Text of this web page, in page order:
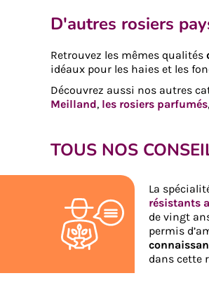
D'autres rosiers
Retrouvez les mêmes qualités
idéaux pour les haies et les
Découvrez aussi nos autres
Meilland, les rosiers parfumés,
TOUS NOS
La
résistants
de vingt
permis
dans cette